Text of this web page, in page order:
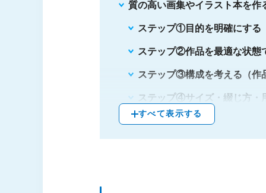
質の高い画集やイラスト本を作
ステップ①目的を明確にする
ステップ②作品を最適な状態
ステップ③構成を考える（作
ステップ④サイズ・綴じ方・
ステップ⑤印刷用の入稿デー
すべて表示する